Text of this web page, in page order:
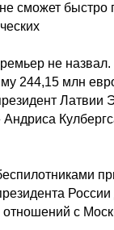
сможет быстро
не
244,15 млн
Латвии
с